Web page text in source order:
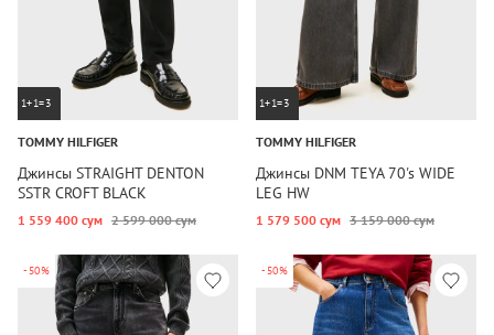
1+1=3
TOMMY HILFIGER
Джинсы STRAIGHT DENTON
SSTR CROFT BLACK
1 559 400 сум 2 599 000 сум
1+1=3
TOMMY HILFIGER
Джинсы DNM TEYA 70's WIDE
LEG HW
1 579 500 сум 3 159 000 сум
-50% -50%